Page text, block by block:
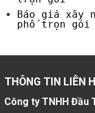
Báo giá xây
phố trọn gói
THÔNG TIN LIÊN
Công ty TNHH Đầu